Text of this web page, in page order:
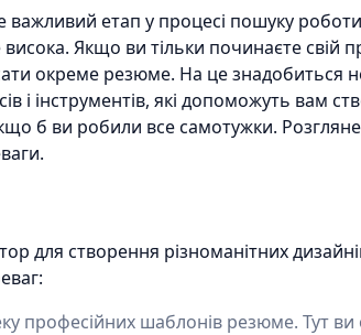
етап у процесі пошуку
Якщо ви тільки починаєте свій
окреме резюме. На це знадобиться
і інструментів, які допоможуть вам
б ви робили все самотужки.
для створення різноманітних
професійних шаблонів резюме. Тут